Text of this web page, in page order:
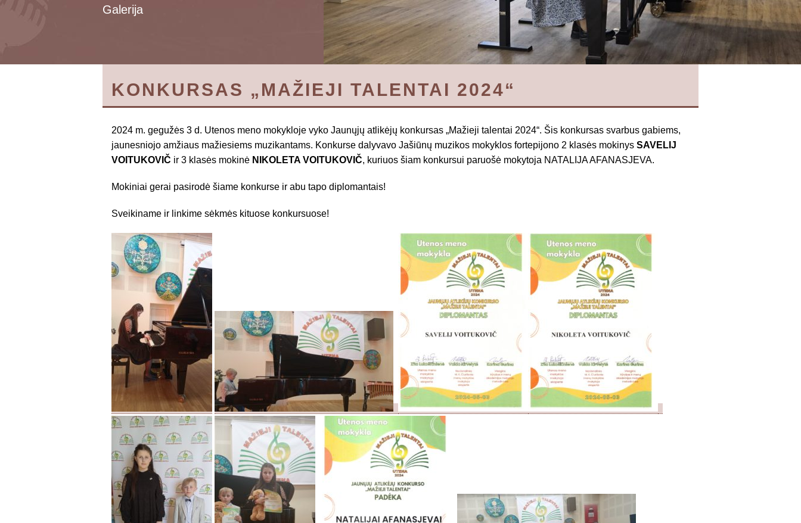
Galerija
KONKURSAS „MAŽIEJI TALENTAI 2024“
2024 m. gegužės 3 d. Utenos meno mokykloje vyko Jaunųjų atlikėjų konkursas „Mažieji talentai 2024“. Šis konkursas svarbus gabiems,
jaunesniojo amžiaus mažiesiems muzikantams. Konkurse dalyvavo Jašiūnų muzikos mokyklos fortepijono 2 klasės mokinys SAVELIJ
VOITUKOVIČ ir 3 klasės mokinė NIKOLETA VOITUKOVIČ, kuriuos šiam konkursui paruošė mokytoja NATALIJA AFANASJEVA.
Mokiniai gerai pasirodė šiame konkurse ir abu tapo diplomantais!
Sveikiname ir linkime sėkmės kituose konkursuose!